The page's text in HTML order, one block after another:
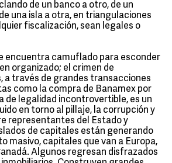
de un banco a otro, de un
una isla a otra, en triangulaciones
fiscalización, sean legales o
encuentra camuflado para esconder
organizado; el crimen de
a través de grandes transacciones
como la compra de Banamex por
de legalidad incontrovertible, es un
en torno al pillaje, la corrupción y
representantes del Estado y
de capitales están generando
masivo, capitales que van a Europa,
Algunos regresan disfrazados